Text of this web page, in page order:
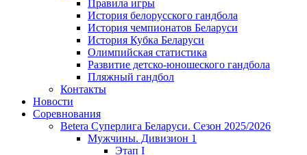
Правила игры
История белорусского гандбола
История чемпионатов Беларуси
История Кубка Беларуси
Олимпийская статистика
Развитие детско-юношеского гандбола
Пляжный гандбол
Контакты
Новости
Соревнования
Betera Суперлига Беларуси. Сезон 2025/2026
Мужчины. Дивизион 1
Этап I